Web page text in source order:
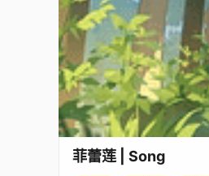
菲蕾莲 | Song